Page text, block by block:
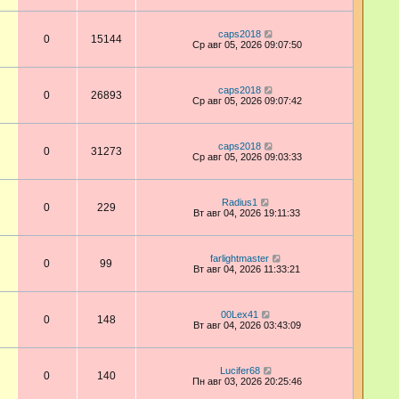
0 15144
caps2018
Ср авг 05, 2026 09:07:50
0 26893
caps2018
Ср авг 05, 2026 09:07:42
0 31273
caps2018
Ср авг 05, 2026 09:03:33
0 229
Radius1
Вт авг 04, 2026 19:11:33
0 99
farlightmaster
Вт авг 04, 2026 11:33:21
0 148
00Lex41
Вт авг 04, 2026 03:43:09
0 140
Lucifer68
Пн авг 03, 2026 20:25:46